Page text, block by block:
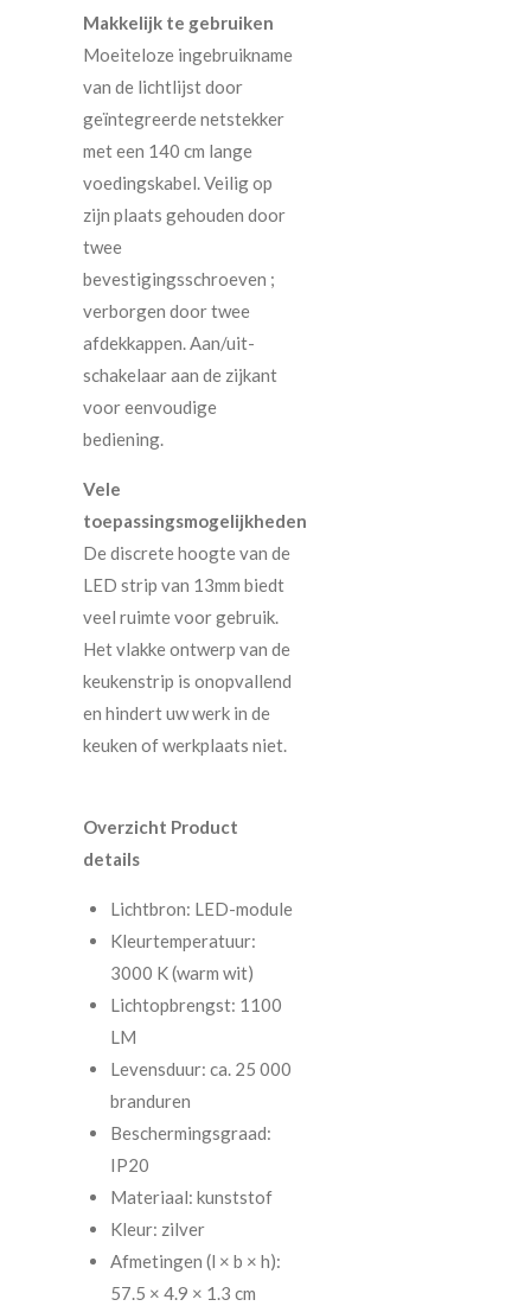
Makkelijk te gebruiken
Moeiteloze ingebruikname
van de lichtlijst door
geïntegreerde netstekker
met een 140 cm lange
voedingskabel. Veilig op
zijn plaats gehouden door
twee
bevestigingsschroeven ;
verborgen door twee
afdekkappen. Aan/uit-
schakelaar aan de zijkant
voor eenvoudige
bediening.
Vele
toepassingsmogelijkheden
De discrete hoogte van de
LED strip van 13mm biedt
veel ruimte voor gebruik.
Het vlakke ontwerp van de
keukenstrip is onopvallend
en hindert uw werk in de
keuken of werkplaats niet.
Overzicht Product
details
Lichtbron: LED-module
Kleurtemperatuur:
3000 K (warm wit)
Lichtopbrengst: 1100
LM
Levensduur: ca. 25 000
branduren
Beschermingsgraad:
IP20
Materiaal: kunststof
Kleur: zilver
Afmetingen (l × b × h):
57.5 × 4.9 × 1.3 cm